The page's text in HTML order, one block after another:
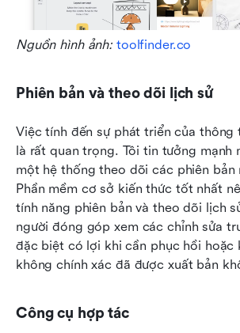
Nguồn hình ảnh: toolfinder.co
Phiên bản và theo dõi lịch sử
Việc tính đến sự phát triển của thông
là rất quan trọng. Tôi tin tưởng mạnh
một hệ thống theo dõi các phiên bản
Phần mềm cơ sở kiến thức tốt nhất
tính năng phiên bản và theo dõi lịch
người đóng góp xem các chỉnh sửa
đặc biệt có lợi khi cần phục hồi hoặc
không chính xác đã được xuất bản
Công cụ hợp tác